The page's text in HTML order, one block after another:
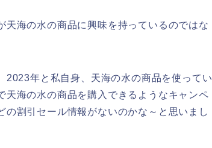
海の水の商品に興味を持っているのではな
年と私自身、天海の水の商品を使ってい
天海の水の商品を購入できるようなキャンペ
割引セール情報がないのかな～と思いまし